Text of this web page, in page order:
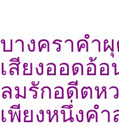
บางคราค
เสียงออดอ้
ลมรักอดีต
เพียงหนึ่งค